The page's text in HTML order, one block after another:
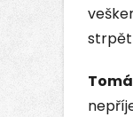
strpět